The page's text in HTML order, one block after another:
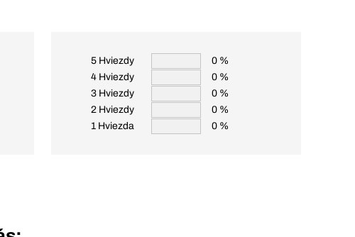
5 Hviezdy
0 %
4 Hviezdy
0 %
3 Hviezdy
0 %
2 Hviezdy
0 %
1 Hviezda
0 %